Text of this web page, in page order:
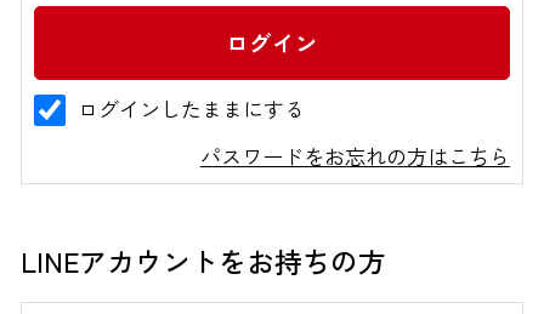
外部サービスアカウント連携利用規約
医薬品の販売に関する表示
特定商取引法に基づく表記
ログインしたままにする
パスワードをお忘れの方はこちら
LINEアカウントをお持ちの方